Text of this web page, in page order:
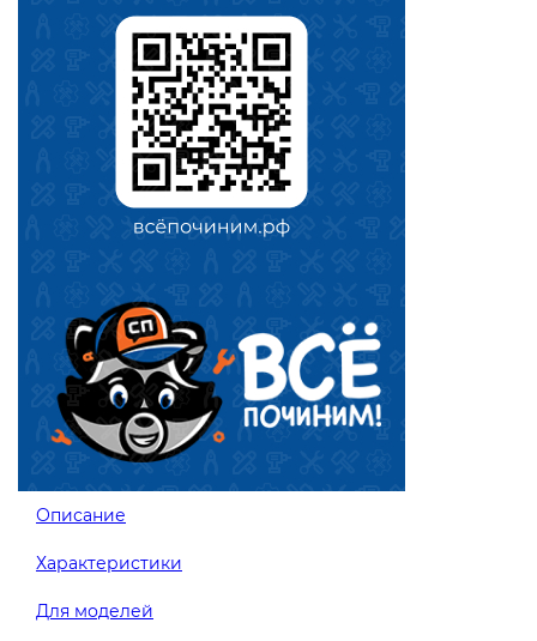
Описание
Характеристики
Для моделей